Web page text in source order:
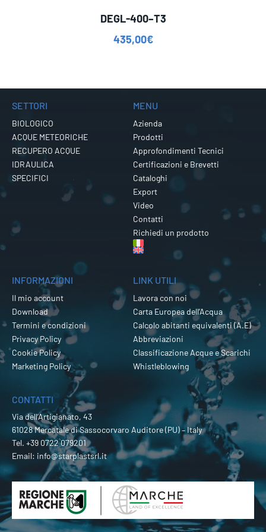
DEGL-400–T3
435,00€
SETTORI
BIOLOGICO
ACQUE METEORICHE
RECUPERO ACQUE
IDRAULICA
SPECIFICI
MENU
Azienda
Prodotti
Approfondimenti Tecnici
Certificazioni e Brevetti
Cataloghi
Export
Video
Contatti
Richiedi un prodotto
INFORMAZIONI
Il mio account
Download
Termini e condizioni
Privacy Policy
Cookie Policy
Marketing Policy
LINK UTILI
Lavora con noi
Carta Europea dell’Acqua
Calcolo abitanti equivalenti (A.E)
Abbreviazioni
Classificazione Acque e Scarichi
Whistleblowing
CONTATTI
Via dell’Artigianato, 43
61028 Mercatale di Sassocorvaro Auditore (PU) – Italy
Tel. +39 0722 079201
Email: info@starplastsrl.it